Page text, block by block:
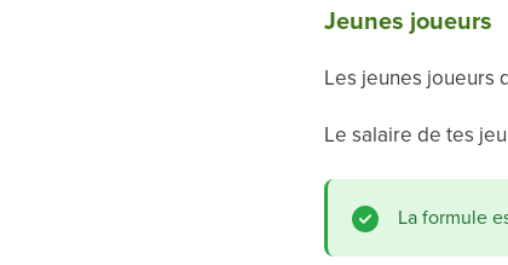
Jeunes joueurs
Les jeunes joueurs
Le salaire de tes
La formule